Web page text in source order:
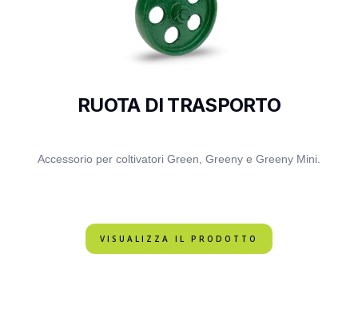
RUOTA DI TRASPORTO
Accessorio per coltivatori Green, Greeny e Greeny Mini.
VISUALIZZA IL PRODOTTO